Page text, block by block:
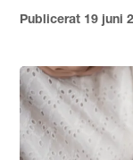
Publicerat 19 juni